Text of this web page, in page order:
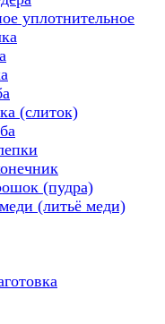
уплотнительное
(слиток)
(пудра)
(литьё меди)